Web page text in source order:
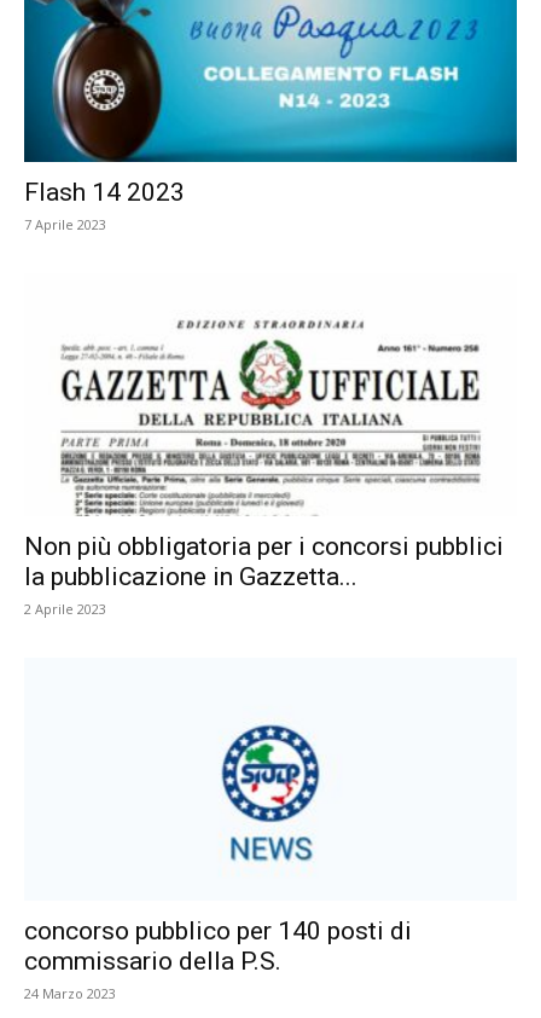
Flash 14 2023
7 Aprile 2023
Non più obbligatoria per i concorsi pubblici
la pubblicazione in Gazzetta...
2 Aprile 2023
concorso pubblico per 140 posti di
commissario della P.S.
24 Marzo 2023